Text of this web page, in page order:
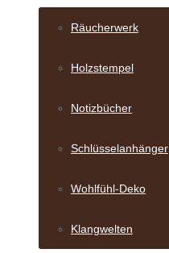
Räucherwerk
Holzstempel
Notizbücher
Schlüsselanhänger
Wohlfühl-Deko
Klangwelten